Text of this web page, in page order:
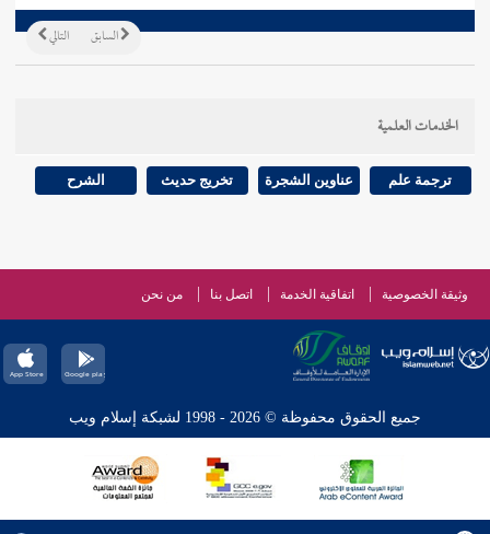
التالي السابق
الخدمات العلمية
ترجمة علم عناوين الشجرة تخريج حديث الشرح
وثيقة الخصوصية اتفاقية الخدمة اتصل بنا من نحن
جميع الحقوق محفوظة © 2026 - 1998 لشبكة إسلام ويب